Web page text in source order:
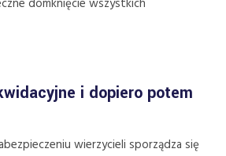
domknięcie wszystkich
i dopiero potem
wierzycieli sporządza się